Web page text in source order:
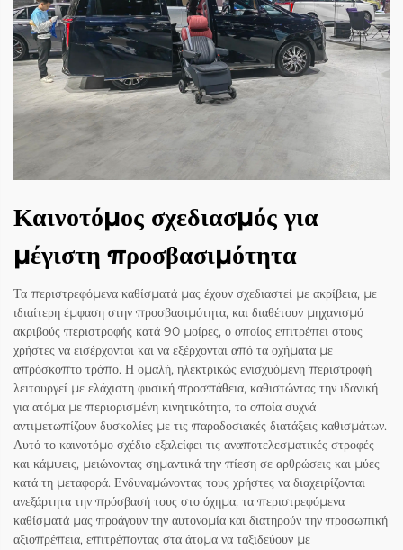
Καινοτόμος σχεδιασμός για
μέγιστη προσβασιμότητα
Τα περιστρεφόμενα καθίσματά μας έχουν σχεδιαστεί με ακρίβεια, με
ιδιαίτερη έμφαση στην προσβασιμότητα, και διαθέτουν μηχανισμό
ακριβούς περιστροφής κατά 90 μοίρες, ο οποίος επιτρέπει στους
χρήστες να εισέρχονται και να εξέρχονται από τα οχήματα με
απρόσκοπτο τρόπο. Η ομαλή, ηλεκτρικώς ενισχυόμενη περιστροφή
λειτουργεί με ελάχιστη φυσική προσπάθεια, καθιστώντας την ιδανική
για ατόμα με περιορισμένη κινητικότητα, τα οποία συχνά
αντιμετωπίζουν δυσκολίες με τις παραδοσιακές διατάξεις καθισμάτων.
Αυτό το καινοτόμο σχέδιο εξαλείφει τις αναποτελεσματικές στροφές
και κάμψεις, μειώνοντας σημαντικά την πίεση σε αρθρώσεις και μύες
κατά τη μεταφορά. Ενδυναμώνοντας τους χρήστες να διαχειρίζονται
ανεξάρτητα την πρόσβασή τους στο όχημα, τα περιστρεφόμενα
καθίσματά μας προάγουν την αυτονομία και διατηρούν την προσωπική
αξιοπρέπεια, επιτρέποντας στα άτομα να ταξιδεύουν με